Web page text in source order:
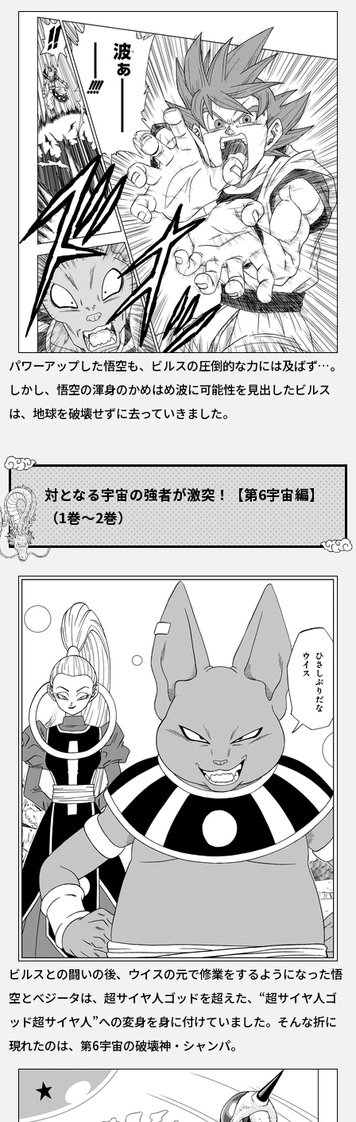
パワーアップした悟空も、ビルスの圧倒的な力には及ばず…。
しかし、悟空の渾身のかめはめ波に可能性を見出したビルス
は、地球を破壊せずに去っていきました。
対となる宇宙の強者が激突！【第6宇宙編】
（1巻～2巻）
ビルスとの闘いの後、ウイスの元で修業をするようになった悟
空とベジータは、超サイヤ人ゴッドを超えた、“超サイヤ人ゴ
ッド超サイヤ人”への変身を身に付けていました。そんな折に
現れたのは、第6宇宙の破壊神・シャンパ。